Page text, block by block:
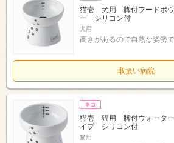
猫壱 犬用 脚付フードボ
ー シリコン付
犬用
高さがあるので自然な姿勢
取扱い病院
猫壱 猫用 脚付ウォータ
イプ シリコン付
猫用